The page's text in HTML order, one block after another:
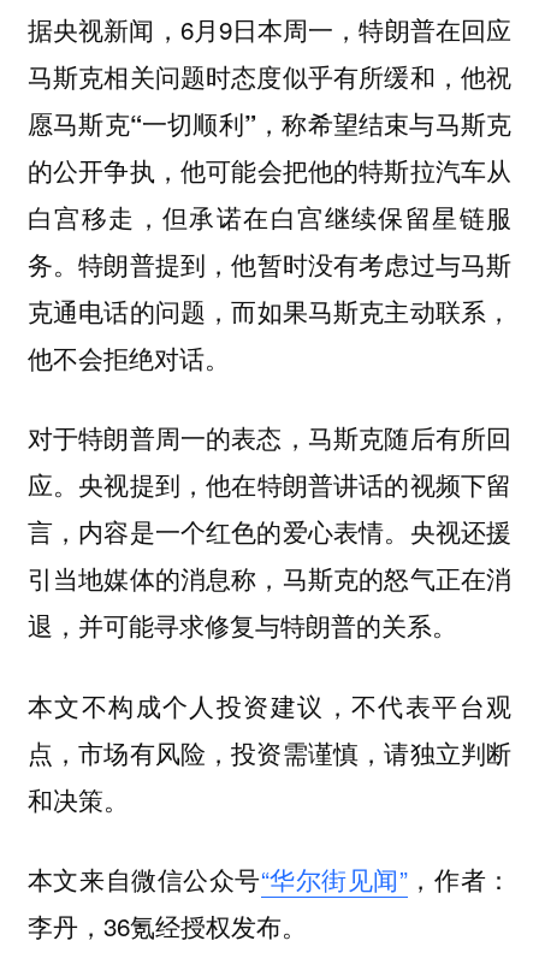
据央视新闻，6月9日本周一，特朗普在回应
马斯克相关问题时态度似乎有所缓和， 他祝
愿马斯克“一切顺利”，称希望结束与马斯克
的公开争执， 他可能会把他的特斯拉汽车从
白宫移走，但承诺在白宫继续保留星链服
务。特朗普提到，他暂时没有考虑过与马斯
克通电话的问题，而如果马斯克主动联系，
他不会拒绝对话。
对于特朗普周一的表态，马斯克随后有所回
应。央视提到，他在特朗普讲话的视频下留
言，内容是一个红色的爱心表情。 央视还援
引当地媒体的消息称， 马斯克的怒气正在消
退，并可能寻求修复与特朗普的关系。
本文不构成个人投资建议，不代表平台观
点，市场有风险，投资需谨慎，请独立判断
和决策。
本文来自微信公众号“华尔街见闻”，作者：
李丹，36氪经授权发布。